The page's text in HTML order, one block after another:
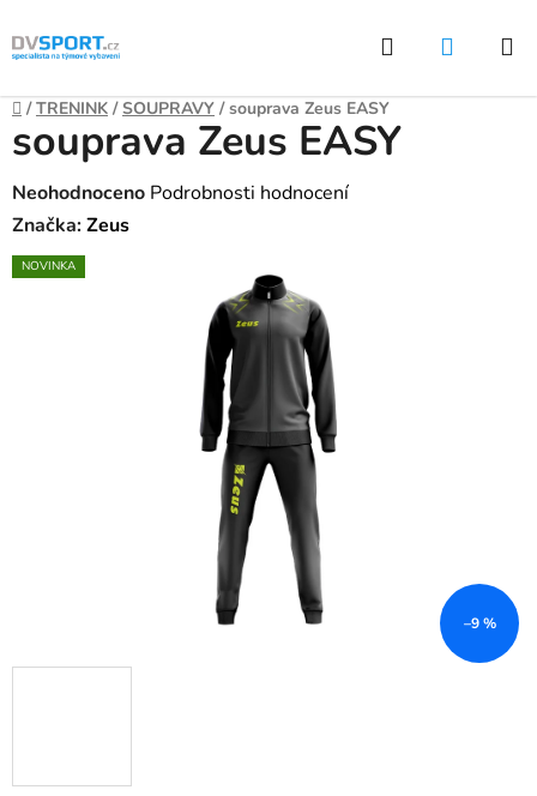
Přejít
na
Hledat
Domů
/ TRENINK / SOUPRAVY / souprava Zeus EASY
souprava Zeus EASY
Průměrné
hodnocení
produktu
Neohodnoceno Podrobnosti hodnocení
Značka:Zeus
NOVINKA
–9 %